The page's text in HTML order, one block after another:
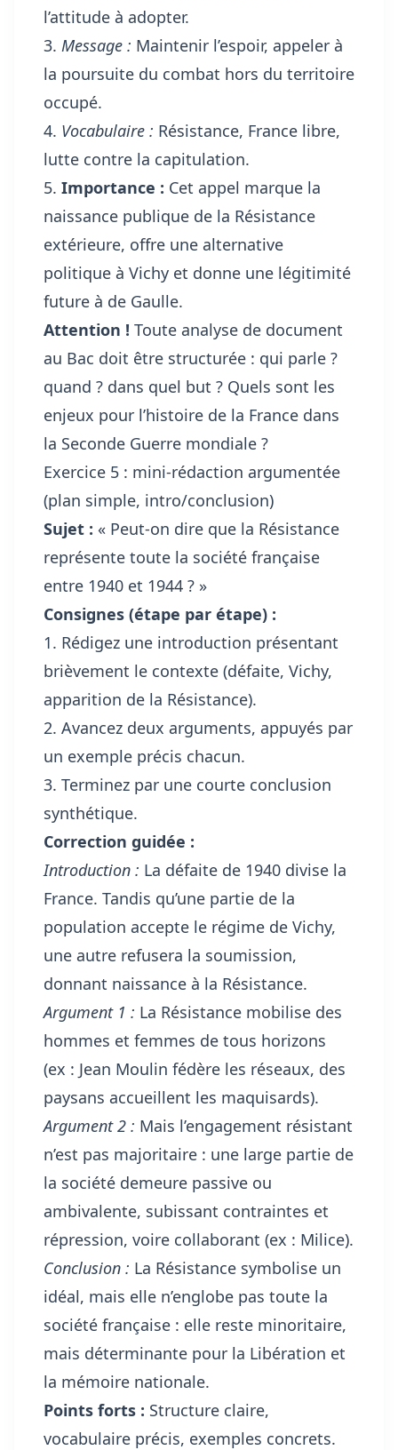
l’attitude à adopter.
3. Message : Maintenir l’espoir, appeler à
la poursuite du combat hors du territoire
occupé.
4. Vocabulaire : Résistance, France libre,
lutte contre la capitulation.
5. Importance : Cet appel marque la
naissance publique de la Résistance
extérieure, offre une alternative
politique à Vichy et donne une légitimité
future à de Gaulle.
Attention ! Toute analyse de document
au Bac doit être structurée : qui parle ?
quand ? dans quel but ? Quels sont les
enjeux pour l’histoire de la France dans
la Seconde Guerre mondiale ?
Exercice 5 : mini-rédaction argumentée
(plan simple, intro/conclusion)
Sujet : « Peut-on dire que la Résistance
représente toute la société française
entre 1940 et 1944 ? »
Consignes (étape par étape) :
1. Rédigez une introduction présentant
brièvement le contexte (défaite, Vichy,
apparition de la Résistance).
2. Avancez deux arguments, appuyés par
un exemple précis chacun.
3. Terminez par une courte conclusion
synthétique.
Correction guidée :
Introduction : La défaite de 1940 divise la
France. Tandis qu’une partie de la
population accepte le régime de Vichy,
une autre refusera la soumission,
donnant naissance à la Résistance.
Argument 1 : La Résistance mobilise des
hommes et femmes de tous horizons
(ex : Jean Moulin fédère les réseaux, des
paysans accueillent les maquisards).
Argument 2 : Mais l’engagement résistant
n’est pas majoritaire : une large partie de
la société demeure passive ou
ambivalente, subissant contraintes et
répression, voire collaborant (ex : Milice).
Conclusion : La Résistance symbolise un
idéal, mais elle n’englobe pas toute la
société française : elle reste minoritaire,
mais déterminante pour la Libération et
la mémoire nationale.
Points forts : Structure claire,
vocabulaire précis, exemples concrets.